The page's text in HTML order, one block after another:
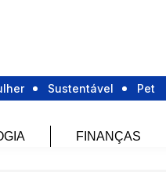
Sustentável Pet
FINANÇAS